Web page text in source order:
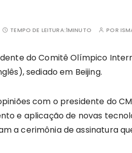
TEMPO DE LEITURA:1MINUTO POR
do Comitê Olímpico
sediado em Beijing.
com o presidente do
e aplicação de novas
a cerimônia de assinatura